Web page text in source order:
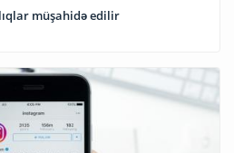
müşahidə edilir